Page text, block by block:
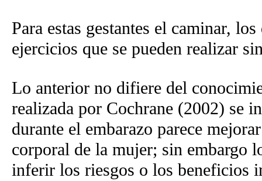
Para estas gestantes el caminar,
ejercicios que se pueden realizar
Lo anterior no difiere del
realizada por Cochrane (2002) se
durante el embarazo parece
corporal de la mujer; sin embargo
inferir los riesgos o los beneficios